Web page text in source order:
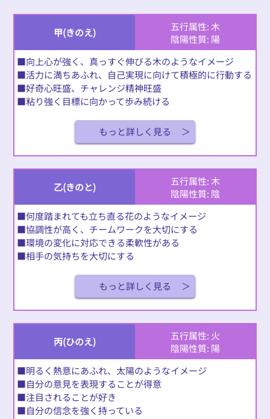
甲(きのえ)
五行属性: 木
陰陽性質: 陽
■向上心が強く、真っすぐ伸びる木のようなイメージ
■活力に満ちあふれ、自己実現に向けて積極的に行動する
■好奇心旺盛、チャレンジ精神旺盛
■粘り強く目標に向かって歩み続ける
もっと詳しく見る
乙(きのと)
五行属性: 木
陰陽性質: 陰
■何度踏まれても立ち直る花のようなイメージ
■協調性が高く、チームワークを大切にする
■環境の変化に対応できる柔軟性がある
■相手の気持ちを大切にする
もっと詳しく見る
丙(ひのえ)
五行属性: 火
陰陽性質: 陽
■明るく熱意にあふれ、太陽のようなイメージ
■自分の意見を表現することが得意
■注目されることが好き
■自分の信念を強く持っている